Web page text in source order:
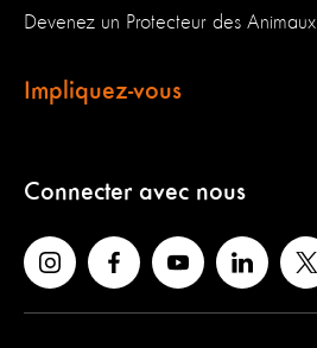
Devenez un Protecteur des Animaux
Impliquez-vous
Connecter avec nous